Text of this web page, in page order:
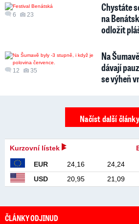
6 23
Chystáte
na
odložit
12 35
Na
dávají
se výheň
Načíst další články
Kurzovní lístek
EUR 24,16
24,24
USD
20,95 21,09
ČLÁNKY ODJINUD